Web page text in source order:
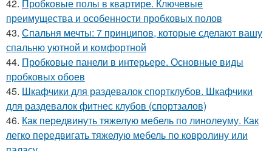
42. Пробковые полы в квартире. Ключевые
преимущества и особенности пробковых полов
43. Спальня мечты: 7 принципов, которые сделают вашу
спальню уютной и комфортной
44. Пробковые панели в интерьере. Основные виды
пробковых обоев
45. Шкафчики для раздевалок спортклубов. Шкафчики
для раздевалок фитнес клубов (спортзалов)
46. Как передвинуть тяжелую мебель по линолеуму. Как
легко передвигать тяжелую мебель по ковролину или